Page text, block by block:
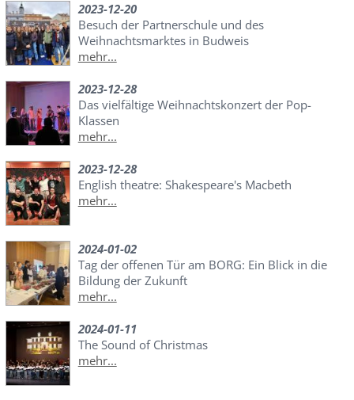
2023-12-20
Besuch der Partnerschule und des
Weihnachtsmarktes in Budweis
mehr...
2023-12-28
Das vielfältige Weihnachtskonzert der Pop-
Klassen
mehr...
2023-12-28
English theatre: Shakespeare's Macbeth
mehr...
2024-01-02
Tag der offenen Tür am BORG: Ein Blick in die
Bildung der Zukunft
mehr...
2024-01-11
The Sound of Christmas
mehr...